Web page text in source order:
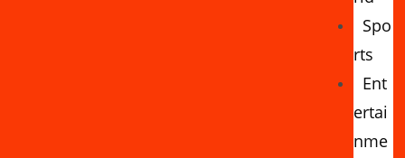
Spo
rts
Ent
ertai
nme